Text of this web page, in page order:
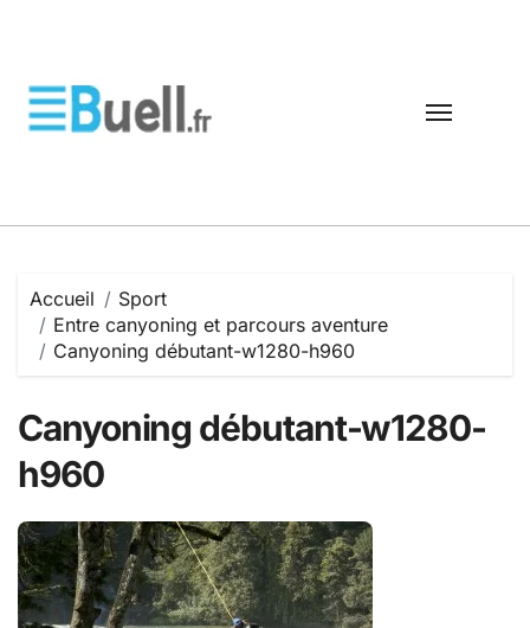
Accueil
Sport
Entre canyoning et parcours aventure
Canyoning débutant-w1280-h960
Canyoning débutant-w1280-
h960